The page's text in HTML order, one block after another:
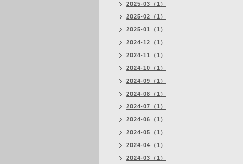
2025-03（1）
2025-02（1）
2025-01（1）
2024-12（1）
2024-11（1）
2024-10（1）
2024-09（1）
2024-08（1）
2024-07（1）
2024-06（1）
2024-05（1）
2024-04（1）
2024-03（1）